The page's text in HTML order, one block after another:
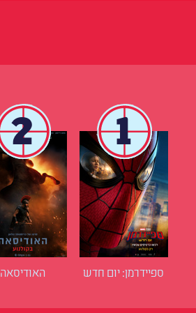
1
ספיידרמן: יום חדש
2
האודיסאה